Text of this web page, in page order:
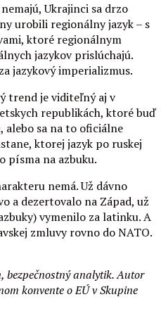
Ukrajinci sa drzo
urobili regionálny jazyk – s
ktoré regionálnym
jazykov prislúchajú.
jazykový imperializmus.
trend je viditeľný aj v
republikách, ktoré buď
alebo sa na to oficiálne
ktorej jazyk po ruskej
písma na azbuku.
nemá. Už dávno
a dezertovalo na Západ, už
vymenilo za latinku. A
zmluvy rovno do NATO.
bezpečnostný analytik. Autor
konvente o EÚ v Skupine